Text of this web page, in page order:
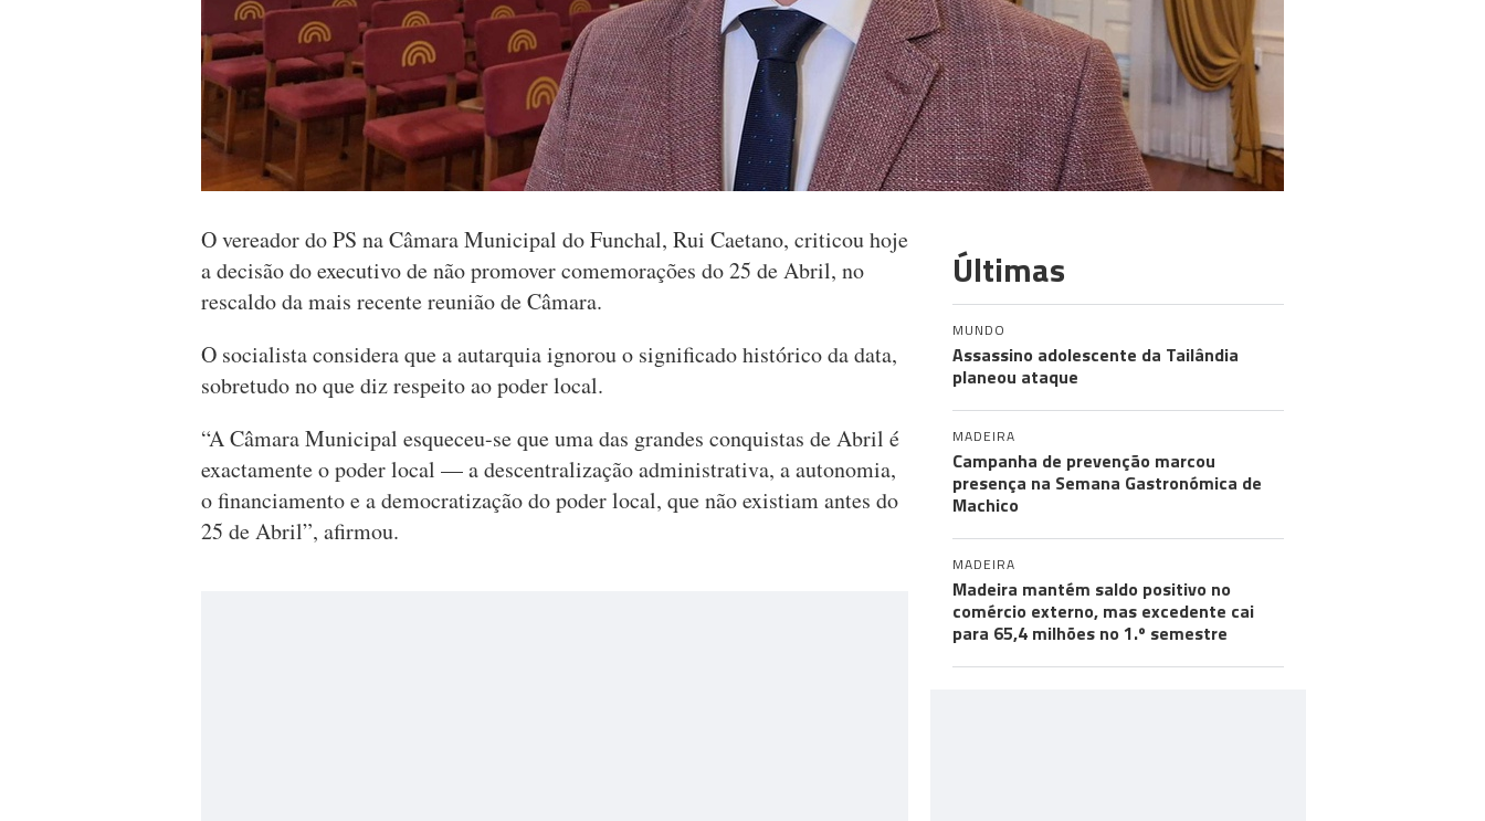
O vereador do PS na Câmara Municipal do Funchal, Rui Caetano, criticou hoje
a decisão do executivo de não promover comemorações do 25 de Abril, no
rescaldo da mais recente reunião de Câmara.
O socialista considera que a autarquia ignorou o significado histórico da data,
sobretudo no que diz respeito ao poder local.
“A Câmara Municipal esqueceu-se que uma das grandes conquistas de Abril é
exactamente o poder local — a descentralização administrativa, a autonomia,
o financiamento e a democratização do poder local, que não existiam antes do
25 de Abril”, afirmou.
Últimas
MUNDO
Assassino adolescente da Tailândia
planeou ataque
MADEIRA
Campanha de prevenção marcou
presença na Semana Gastronómica de
Machico
MADEIRA
Madeira mantém saldo positivo no
comércio externo, mas excedente cai
para 65,4 milhões no 1.º semestre